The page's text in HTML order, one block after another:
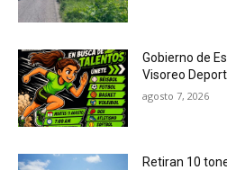
Gobierno de
Visoreo
agosto 7, 2026
Retiran 10